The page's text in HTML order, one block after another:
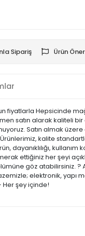
Sipariş Ürün
fiyatlarla Hepsicinde
satın alarak kaliteli
Satın almak
kalite
kullanım
ettiğiniz her şeyi
göz atabilirsiniz. ?
elektronik, yapı
Her şey içinde!